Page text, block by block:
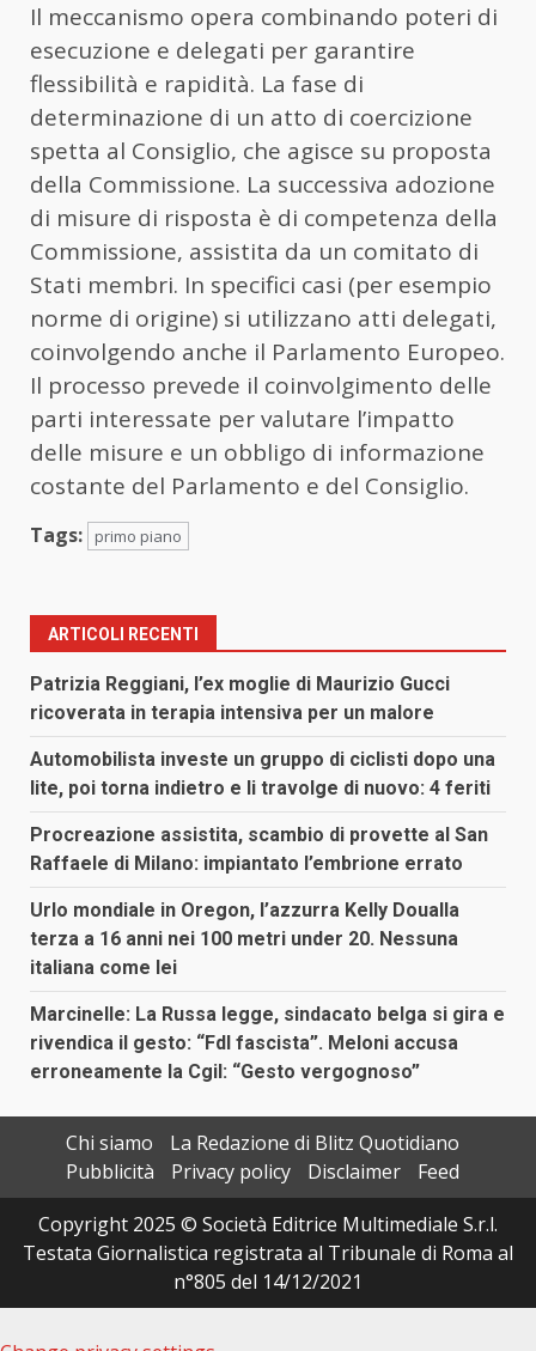
Il meccanismo opera combinando poteri di
esecuzione e delegati per garantire
flessibilità e rapidità. La fase di
determinazione di un atto di coercizione
spetta al Consiglio, che agisce su proposta
della Commissione. La successiva adozione
di misure di risposta è di competenza della
Commissione, assistita da un comitato di
Stati membri. In specifici casi (per esempio
norme di origine) si utilizzano atti delegati,
coinvolgendo anche il Parlamento Europeo.
Il processo prevede il coinvolgimento delle
parti interessate per valutare l’impatto
delle misure e un obbligo di informazione
costante del Parlamento e del Consiglio.
Tags: primo piano
ARTICOLI RECENTI
Patrizia Reggiani, l’ex moglie di Maurizio Gucci
ricoverata in terapia intensiva per un malore
Automobilista investe un gruppo di ciclisti dopo una
lite, poi torna indietro e li travolge di nuovo: 4 feriti
Procreazione assistita, scambio di provette al San
Raffaele di Milano: impiantato l’embrione errato
Urlo mondiale in Oregon, l’azzurra Kelly Doualla
terza a 16 anni nei 100 metri under 20. Nessuna
italiana come lei
Marcinelle: La Russa legge, sindacato belga si gira e
rivendica il gesto: “FdI fascista”. Meloni accusa
erroneamente la Cgil: “Gesto vergognoso”
Chi siamo
La Redazione di Blitz Quotidiano
Pubblicità
Privacy policy Disclaimer
Feed
Copyright 2025 © Società Editrice Multimediale S.r.l.
Testata Giornalistica registrata al Tribunale di Roma al
n°805 del 14/12/2021